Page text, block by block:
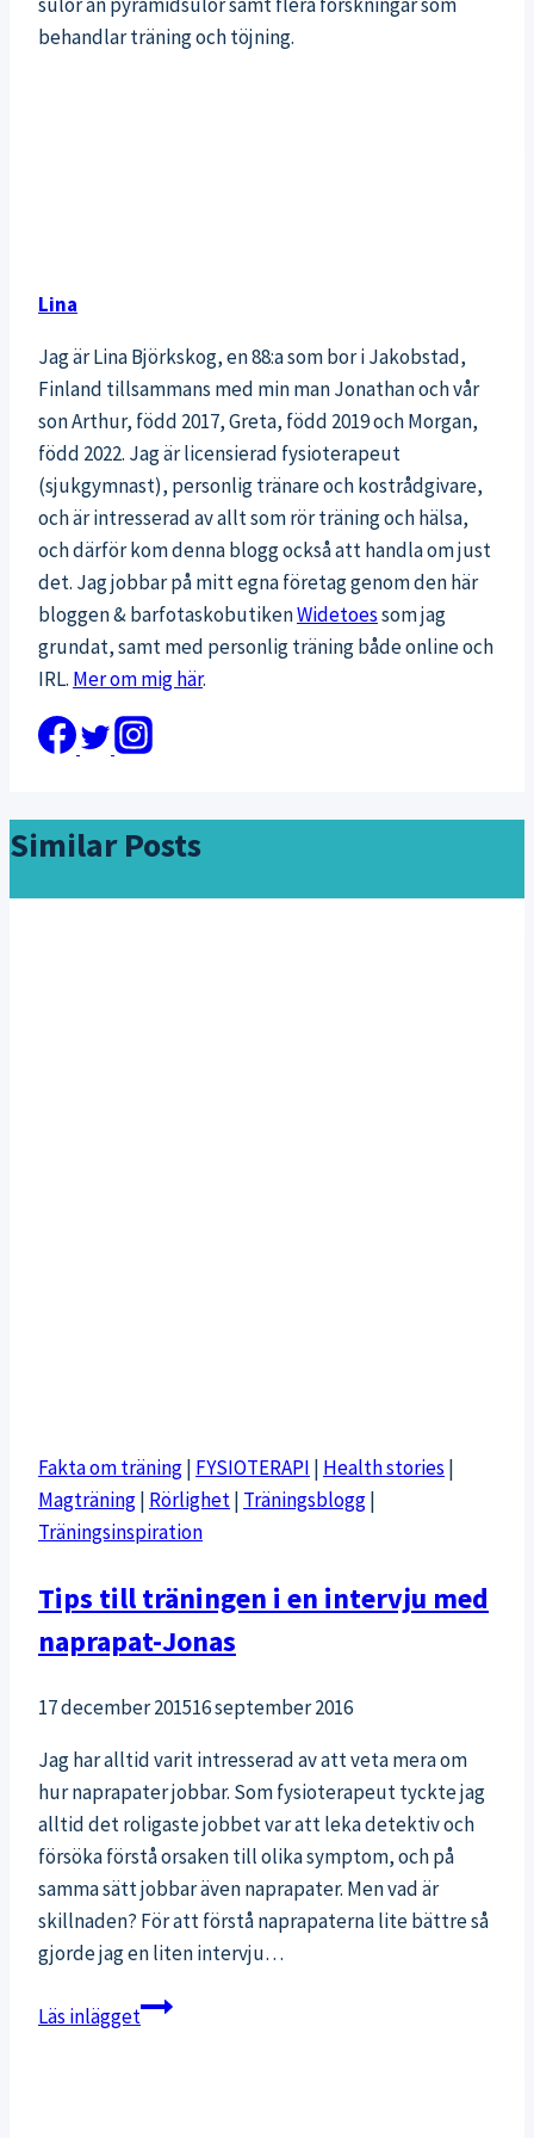
behandlar träning och töjning.
Lina
Jag är Lina Björkskog, en 88:a som bor i Jakobstad,
Finland tillsammans med min man Jonathan och vår
son Arthur, född 2017, Greta, född 2019 och Morgan,
född 2022. Jag är licensierad fysioterapeut
(sjukgymnast), personlig tränare och kostrådgivare,
och är intresserad av allt som rör träning och hälsa,
och därför kom denna blogg också att handla om just
det. Jag jobbar på mitt egna företag genom den här
bloggen & barfotaskobutikenWidetoessom jag
grundat, samt med personlig träning både online och
IRL. Mer om mig här.
Similar Posts
Fakta om träning| FYSIOTERAPI | Health stories |
Magträning| Rörlighet| Träningsblogg|
Träningsinspiration
Tips till träningen i en intervju med
naprapat-Jonas
17 december 201516 september 2016
Jag har alltid varit intresserad av att veta mera om
hur naprapater jobbar. Som fysioterapeut tyckte jag
alltid det roligaste jobbet var att leka detektiv och
försöka förstå orsaken till olika symptom, och på
samma sätt jobbar även naprapater. Men vad är
skillnaden? För att förstå naprapaterna lite bättre så
gjorde jag en liten intervju…
Läs inläggetTips